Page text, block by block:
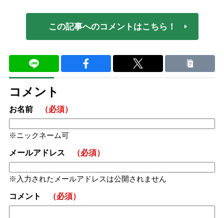
この記事へのコメントはこちら！
コメント
お名前 （必須）
ニックネーム可
メールアドレス （必須）
入力されたメールアドレスは公開されません
コメント （必須）